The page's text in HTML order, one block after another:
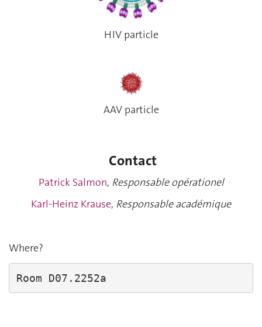
HIV particle
AAV particle
Contact
Patrick Salmon, Responsable opérationel
Karl-Heinz Krause, Responsable académique
Where?
Room D07.2252a